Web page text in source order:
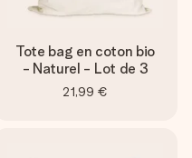
Tote bag en coton bio
- Naturel - Lot de 3
21,99 €